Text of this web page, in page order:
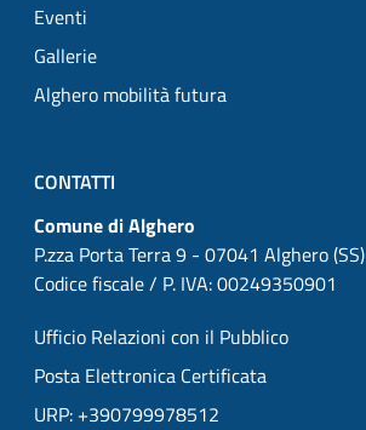
Eventi
Gallerie
Alghero mobilità futura
CONTATTI
Comune di Alghero
P.zza Porta Terra 9 - 07041 Alghero (SS)
Codice fiscale / P. IVA: 00249350901
Ufficio Relazioni con il Pubblico
Posta Elettronica Certificata
URP: +390799978512